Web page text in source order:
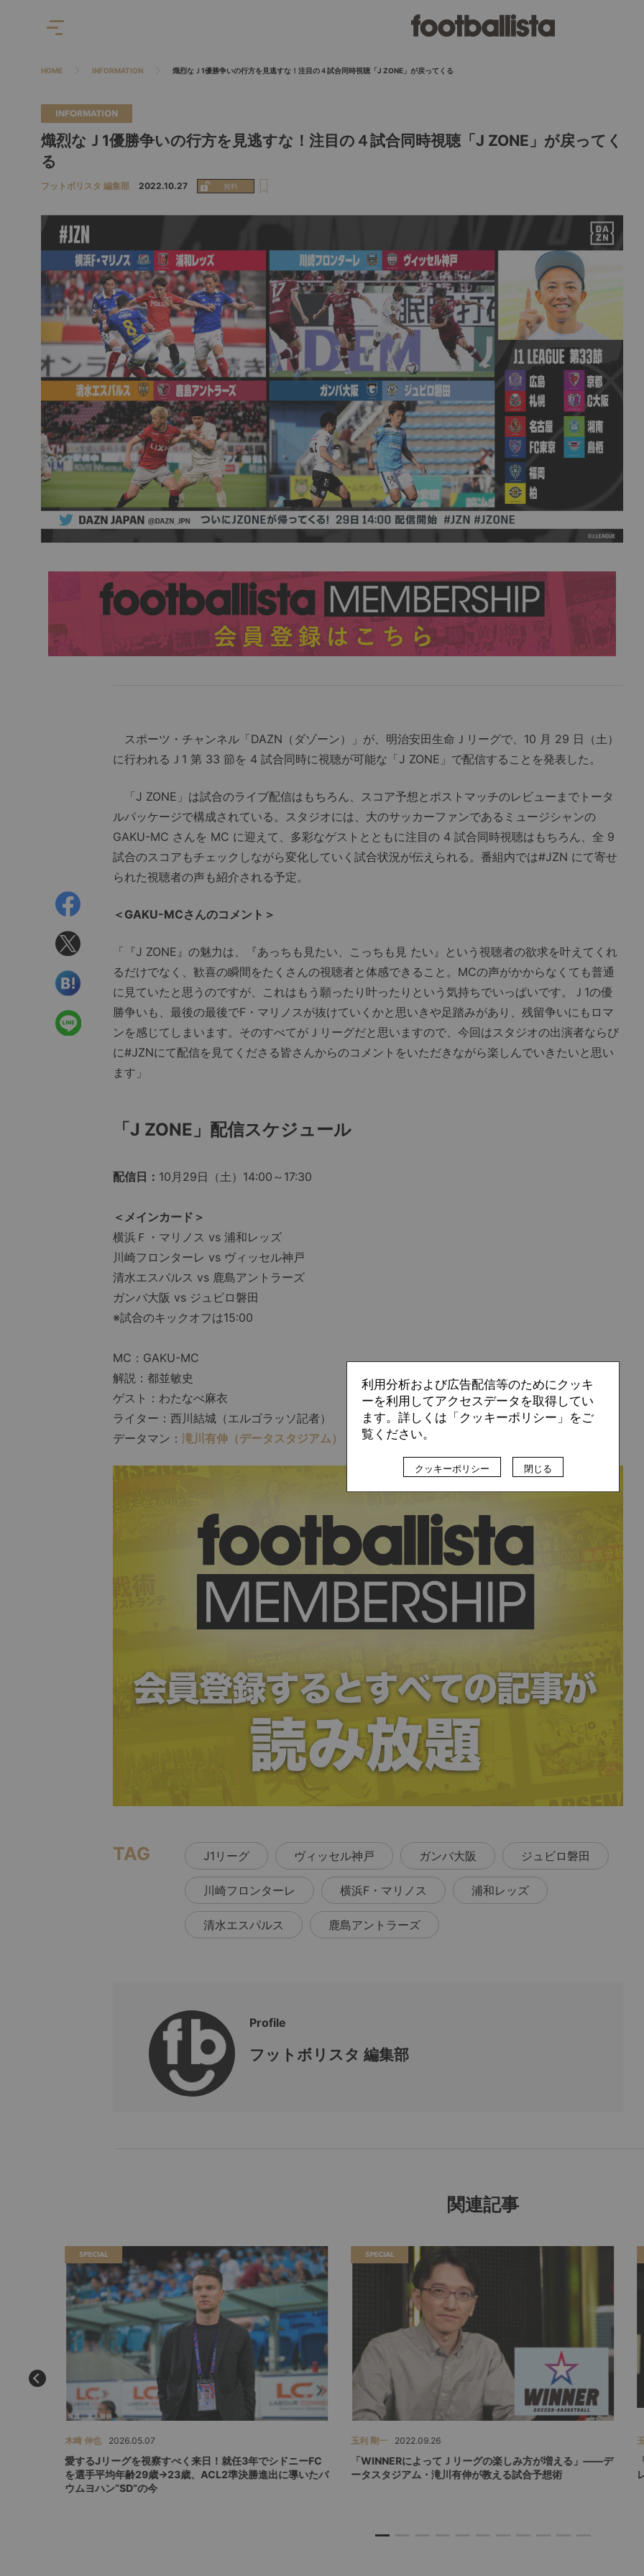
HOME INFORMATION 熾烈なＪ1優勝争いの行方を見逃すな！注目の４試合同時視聴「J ZONE」が戻ってくる
INFORMATION
熾烈なＪ1優勝争いの行方を見逃すな！注目の４試合同時視聴「J ZONE」が戻ってく
る
フットボリスタ 編集部 2022.10.27
スポーツ・チャンネル「DAZN（ダゾーン）」が、明治安田生命Ｊリーグで、10 月 29 日（土）
に行われるＪ1 第 33 節を 4 試合同時に視聴が可能な「J ZONE」で配信することを発表した。
「J ZONE」は試合のライブ配信はもちろん、スコア予想とポストマッチのレビューまでトータ
ルパッケージで構成されている。スタジオには、大のサッカーファンであるミュージシャンの
GAKU-MC さんを MC に迎えて、多彩なゲストとともに注目の 4 試合同時視聴はもちろん、全 9
試合のスコアもチェックしながら変化していく試合状況が伝えられる。番組内では#JZN にて寄せ
られた視聴者の声も紹介される予定。
＜GAKU-MCさんのコメント＞
「『J ZONE』の魅力は、『あっちも見たい、こっちも見 たい』という視聴者の欲求を叶えてくれ
るだけでなく、歓喜の瞬間をたくさんの視聴者と体感できること。MCの声がかからなくても普通
に見ていたと思うのですが、これはもう願ったり叶ったりという気持ちでいっぱいです。Ｊ1の優
勝争いも、最後の最後でF・マリノスが抜けていくかと思いきや足踏みがあり、残留争いにもロマ
ンを感じてしまいます。そのすべてがＪリーグだと思いますので、今回はスタジオの出演者ならび
に#JZNにて配信を見てくださる皆さんからのコメントをいただきながら楽しんでいきたいと思い
ます」
「J ZONE」配信スケジュール
配信日： 10月29日（土）14:00～17:30
＜メインカード＞
横浜Ｆ・マリノス vs 浦和レッズ
川崎フロンターレ vs ヴィッセル神戸
清水エスパルス vs 鹿島アントラーズ
ガンバ大阪 vs ジュビロ磐田
※試合のキックオフは15:00
MC：GAKU-MC
解説：都並敏史
ゲスト：わたなべ麻衣
ライター：西川結城（エルゴラッソ記者）
データマン： 滝川有伸（データスタジアム）
TAG J1リーグ ヴィッセル神戸 ガンバ大阪 ジュビロ磐田
川崎フロンターレ 横浜F・マリノス 浦和レッズ
清水エスパルス 鹿島アントラーズ
Profile
フットボリスタ 編集部
関連記事
SPECIAL
木崎 伸也 2026.05.07
愛するJリーグを視察すべく来日！就任3年でシドニーFC
を選手平均年齢29歳→23歳、ACL2準決勝進出に導いたバ
ウムヨハン“SD”の今
SPECIAL
玉利 剛一 2022.09.26
「WINNERによってＪリーグの楽しみ方が増える」――デ
ータスタジアム・滝川有伸が教える試合予想術
利用分析および広告配信等のためにクッキ
ーを利用してアクセスデータを取得してい
ます。詳しくは「クッキーポリシー」をご
覧ください。
クッキーポリシー 閉じる